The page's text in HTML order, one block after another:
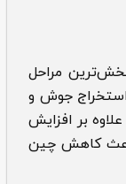
مراحل
جو‌ش و
بر افزایش
کاهش چین